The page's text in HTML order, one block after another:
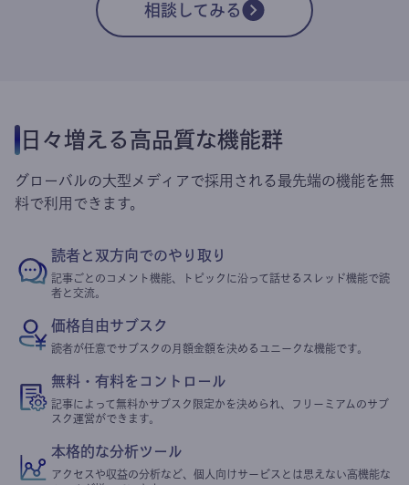
相談してみる
日々増える高品質な機能群
グローバルの大型メディアで採用される最先端の機能を無
料で利用できます。
読者と双方向でのやり取り
記事ごとのコメント機能、トピックに沿って話せるスレッド機能で読
者と交流。
価格自由サブスク
読者が任意でサブスクの月額金額を決めるユニークな機能です。
無料・有料をコントロール
記事によって無料かサブスク限定かを決められ、フリーミアムのサブ
スク運営ができます。
本格的な分析ツール
アクセスや収益の分析など、個人向けサービスとは思えない高機能な